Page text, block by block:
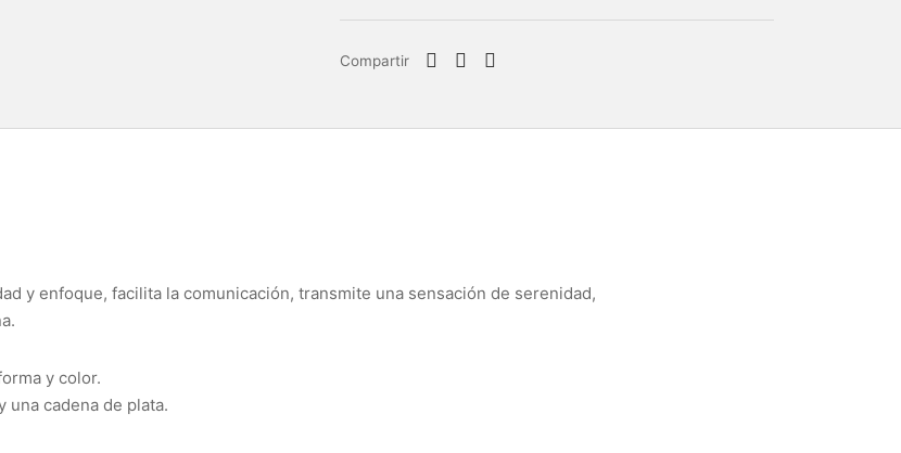
Compartir
y enfoque, facilita la comunicación, transmite una sensación de serenidad,
y color.
una cadena de plata.